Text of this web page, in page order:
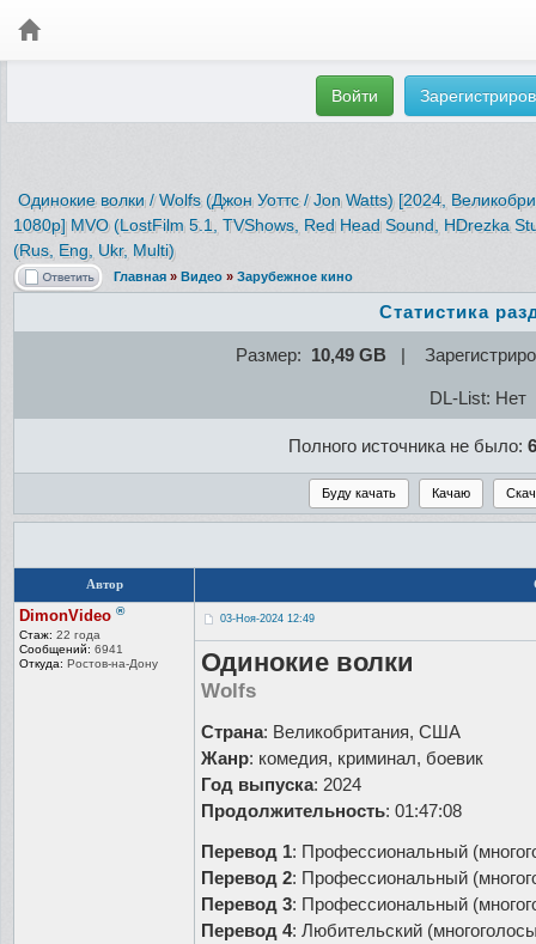
Войти
Одинокие волки / Wolfs (Джон Уоттс / Jon Watts) [2024,
1080p] MVO (LostFilm 5.1, TVShows, Red Head Sound, HDrezka
(Rus, Eng, Ukr, Multi)
Главная » Видео » Зарубежное кино
Статистика
Размер: 10,49 GB |
DL-List: Нет
Полного источника не было:
Автор
DimonVideo ®
Стаж: 22 года
Сообщений: 6941
Откуда: Ростов-на-Дону
03-Ноя-2024 12:49
Одинокие волки
Wolfs
Страна: Великобритания, США
Жанр: комедия, криминал, боевик
Год выпуска: 2024
Продолжительность: 01:47:08
Перевод 1: Профессиональный
Перевод 2: Профессиональный
Перевод 3: Профессиональный
Перевод 4: Любительский